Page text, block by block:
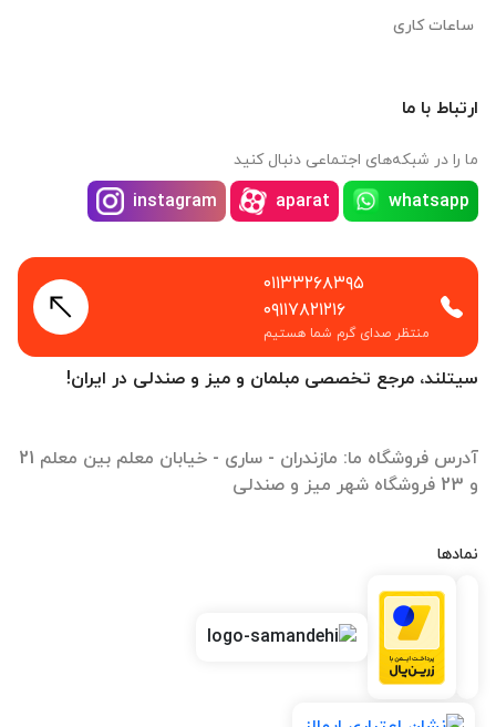
سیتلند، مرجع تخصصی مبلمان و میز و صندلی در ایران!
آدرس فروشگاه ما: مازندران - ساری - خیابان معلم بین معلم 21
و 23 فروشگاه شهر میز و صندلی
نمادها
ساعات کاری
ارتباط با ما
ما را در شبکه‌های اجتماعی دنبال کنید
whatsapp
aparat
instagram
۰۱۱۳۳۲۶۸۳۹۵
۰۹۱۱۷۸۲۱۲۱۶
منتظر صدای گرم شما هستیم